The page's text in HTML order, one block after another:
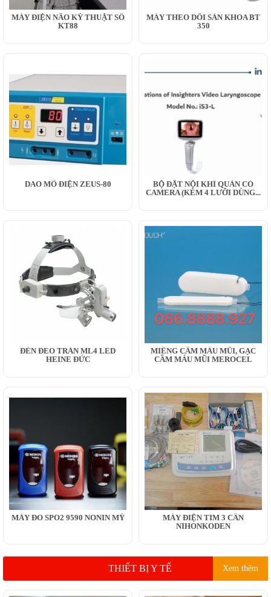
MÁY ĐIỆN NÃO KỸ THUẬT SỐ
KT88
MÁY THEO DÕI SẢN KHOA BT
350
DAO MỔ ĐIỆN ZEUS-80
BỘ ĐẶT NỘI KHÍ QUẢN CÓ
CAMERA (KÈM 4 LƯỠI DÙNG...
ĐÈN ĐEO TRÁN ML4 LED
HEINE ĐỨC
MIẾNG CẦM MÁU MŨI, GẠC
CẦM MÁU MŨI MEROCEL
MÁY ĐO SPO2 9590 NONIN MỸ
MÁY ĐIỆN TIM 3 CẦN
NIHONKODEN
THIẾT BỊ Y TẾ Xem thêm